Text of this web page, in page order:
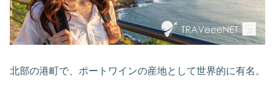
北部の港町で、ポートワインの産地として世界的に有名。